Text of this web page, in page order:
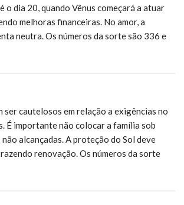
o dia 20, quando Vênus começará a atuar
melhoras financeiras. No amor, a
neutra. Os números da sorte são 336 e
ser cautelosos em relação a exigências no
É importante não colocar a família sob
alcançadas. A proteção do Sol deve
renovação. Os números da sorte